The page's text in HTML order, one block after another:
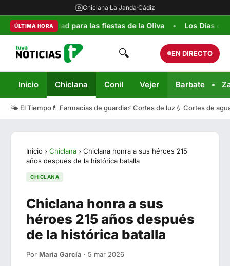
Chiclana·La Janda·Cádiz
ÚLTIMA HORA
seguridad para las fiestas de la Oliva Los Días de la
🔍 EN DIRECTO
Inicio Chiclana Conil Vejer Barbate
🌤️ El Tiempo 💊 Farmacias de guardia⚡ Cortes de luz💧 Cortes de
Inicio › Chiclana › Chiclana honra a sus héroes 215
años después de la histórica batalla
CHICLANA
Chiclana honra a sus
héroes 215 años después
de la histórica batalla
Por María García · 5 mar 2026